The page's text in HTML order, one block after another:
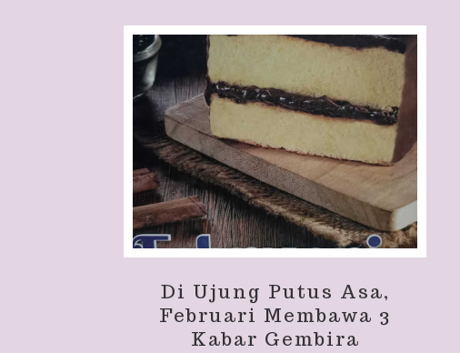
Di Ujung Putus Asa,
Februari Membawa 3
Kabar Gembira